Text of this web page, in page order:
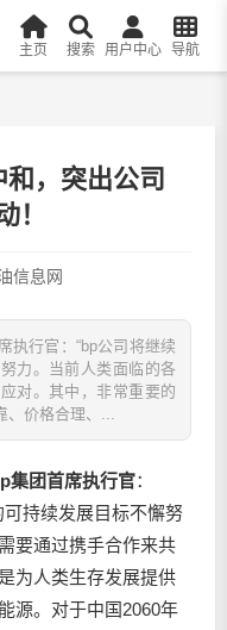
主页 搜索 用户中心 导航
，突出公司
！
信息网
执行官：“bp公司将继续
力。当前人类面临的各
对。其中，非常重要的
、价格合理、...
集团首席执行官：
持续发展目标不懈努
要通过携手合作来共
为人类生存发展提供
源。对于中国2060年